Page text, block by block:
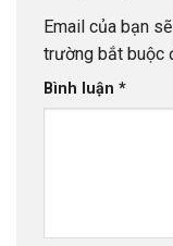
Email của bạn
trường bắt buộc
Bình luận *